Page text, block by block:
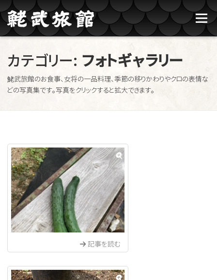
コンテンツへスキップ
メニュー
鮱武旅館のご紹介 牛タン焼たあ坊
ブログ記事一覧 お問い合わせ
カテゴリー: フォトギャラリー
鮱武旅館のお食事、女将の一品料理、季節の移りかわりやクロの表情な
どの写真集です。写真をクリックすると拡大できます。
記事を読む